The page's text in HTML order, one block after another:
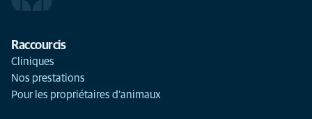
Raccourcis
Cliniques
Nos prestations
Pour les propriétaires d'animaux